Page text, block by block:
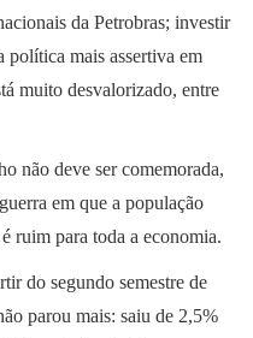
da Petrobras; investir
política mais assertiva em
muito desvalorizado, entre
não deve ser comemorada,
em que a população
ruim para toda a economia.
do segundo semestre de
parou mais: saiu de 2,5%